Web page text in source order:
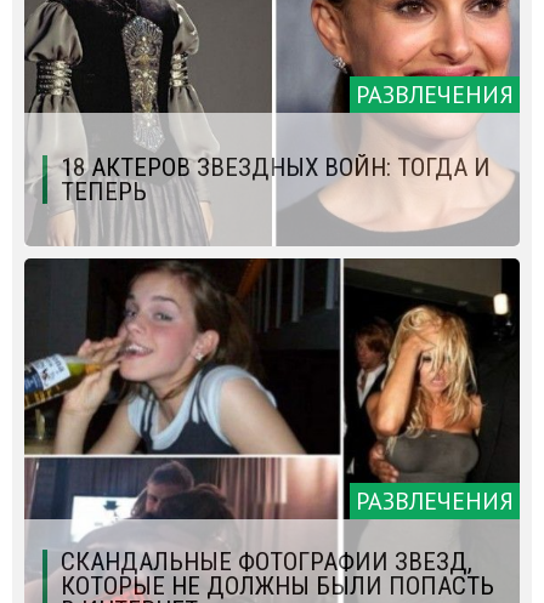
РАЗВЛЕЧЕНИЯ
18 АКТЕРОВ ЗВЕЗДНЫХ ВОЙН: ТОГДА И
ТЕПЕРЬ
РАЗВЛЕЧЕНИЯ
СКАНДАЛЬНЫЕ ФОТОГРАФИИ ЗВЕЗД,
КОТОРЫЕ НЕ ДОЛЖНЫ БЫЛИ ПОПАСТЬ